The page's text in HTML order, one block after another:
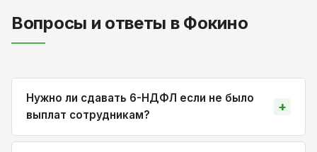
Вопросы и ответы в Фокино
Нужно ли сдавать 6-НДФЛ если не было
выплат сотрудникам?